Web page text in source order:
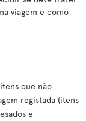
viagem e como
que não
registada (itens
e